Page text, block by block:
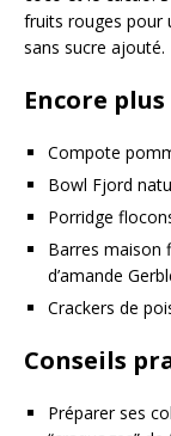
fruits rouges pour
sans sucre ajouté.
Encore plus
Compote
Bowl Fjord
Porridge
Barres maison
d’amande
Crackers de
Conseils
Préparer ses